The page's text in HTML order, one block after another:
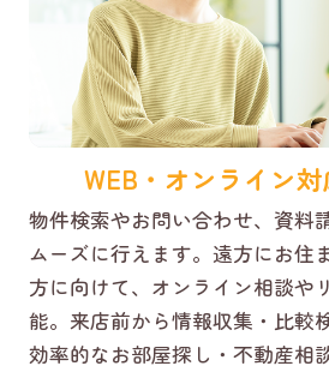
WEB・オンライン対
物件検索やお問い合わせ、資料
ムーズに行えます。遠方にお住
方に向けて、オンライン相談や
能。来店前から情報収集・比較
効率的なお部屋探し・不動産相